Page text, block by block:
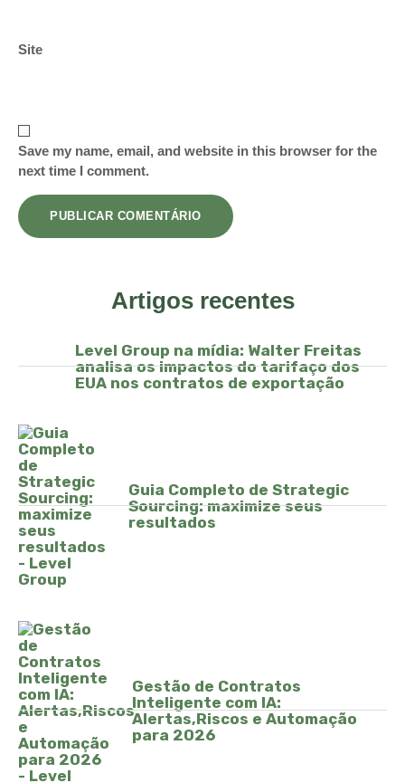
Site
Save my name, email, and website in this browser for the
next time I comment.
Artigos recentes
Level Group na mídia: Walter Freitas
analisa os impactos do tarifaço dos
EUA nos contratos de exportação
Guia Completo de Strategic
Sourcing: maximize seus
resultados
Gestão de Contratos
Inteligente com IA:
Alertas,Riscos e Automação
para 2026